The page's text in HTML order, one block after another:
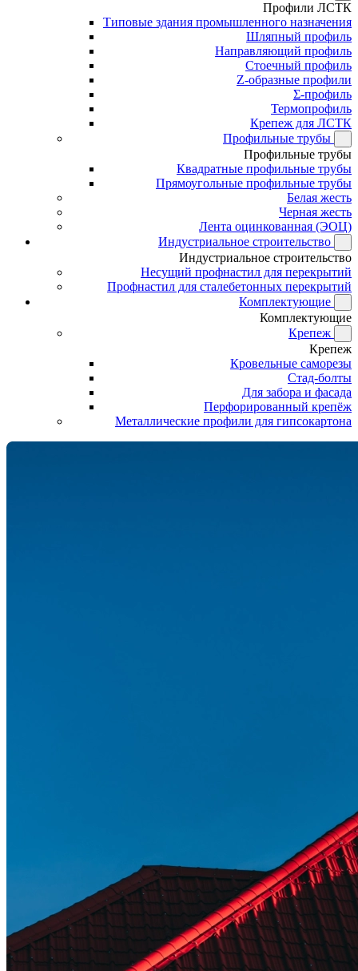
Профили ЛСТК
Типовые здания промышленного назначения
Шляпный профиль
Направляющий профиль
Стоечный профиль
Z-образные профили
Σ-профиль
Термопрофиль
Крепеж для ЛСТК
Профильные трубы
Профильные трубы
Квадратные профильные трубы
Прямоугольные профильные трубы
Белая жесть
Черная жесть
Лента оцинкованная (ЭОЦ)
Индустриальное строительство
Индустриальное строительство
Несущий профнастил для перекрытий
Профнастил для сталебетонных перекрытий
Комплектующие
Комплектующие
Крепеж
Крепеж
Кровельные саморезы
Стад-болты
Для забора и фасада
Перфорированный крепёж
Металлические профили для гипсокартона